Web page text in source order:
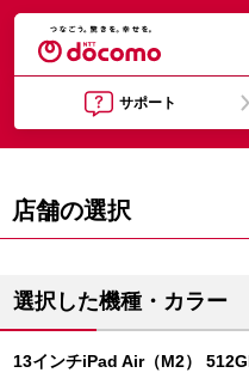
サポート
店舗の選択
選択した機種・カラー
13インチiPad Air（M2）